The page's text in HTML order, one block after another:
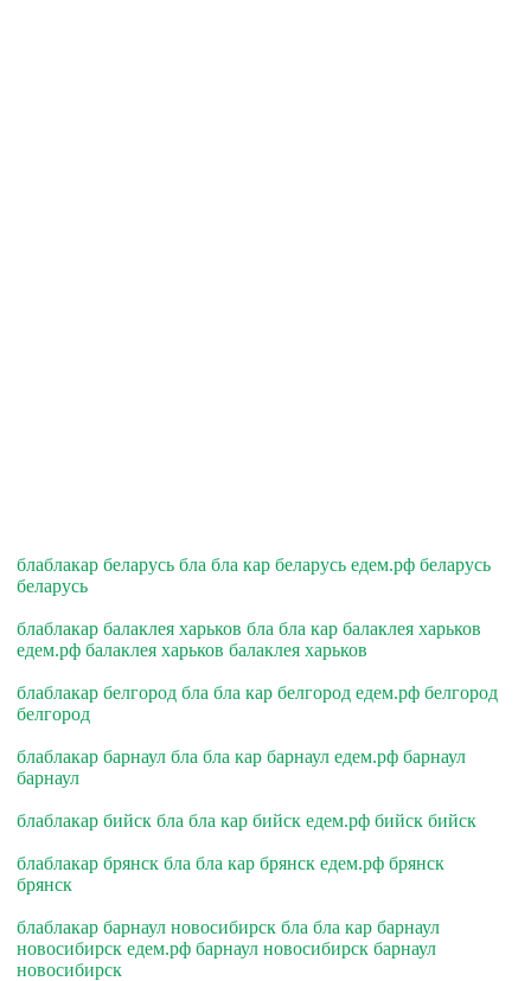
блаблакар беларусь бла бла кар беларусь едем.рф беларусь
беларусь
блаблакар балаклея харьков бла бла кар балаклея харьков
едем.рф балаклея харьков балаклея харьков
блаблакар белгород бла бла кар белгород едем.рф белгород
белгород
блаблакар барнаул бла бла кар барнаул едем.рф барнаул
барнаул
блаблакар бийск бла бла кар бийск едем.рф бийск бийск
блаблакар брянск бла бла кар брянск едем.рф брянск
брянск
блаблакар барнаул новосибирск бла бла кар барнаул
новосибирск едем.рф барнаул новосибирск барнаул
новосибирск